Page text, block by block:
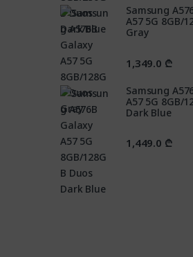
Samsung
A57 5G 8GB/
Gray
1,349.0 ₾
Samsung
A57 5G 8GB/
Dark Blue
1,449.0 ₾